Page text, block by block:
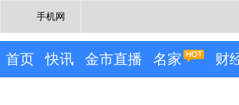
手机网
首页 快讯 金市直播 名家 财